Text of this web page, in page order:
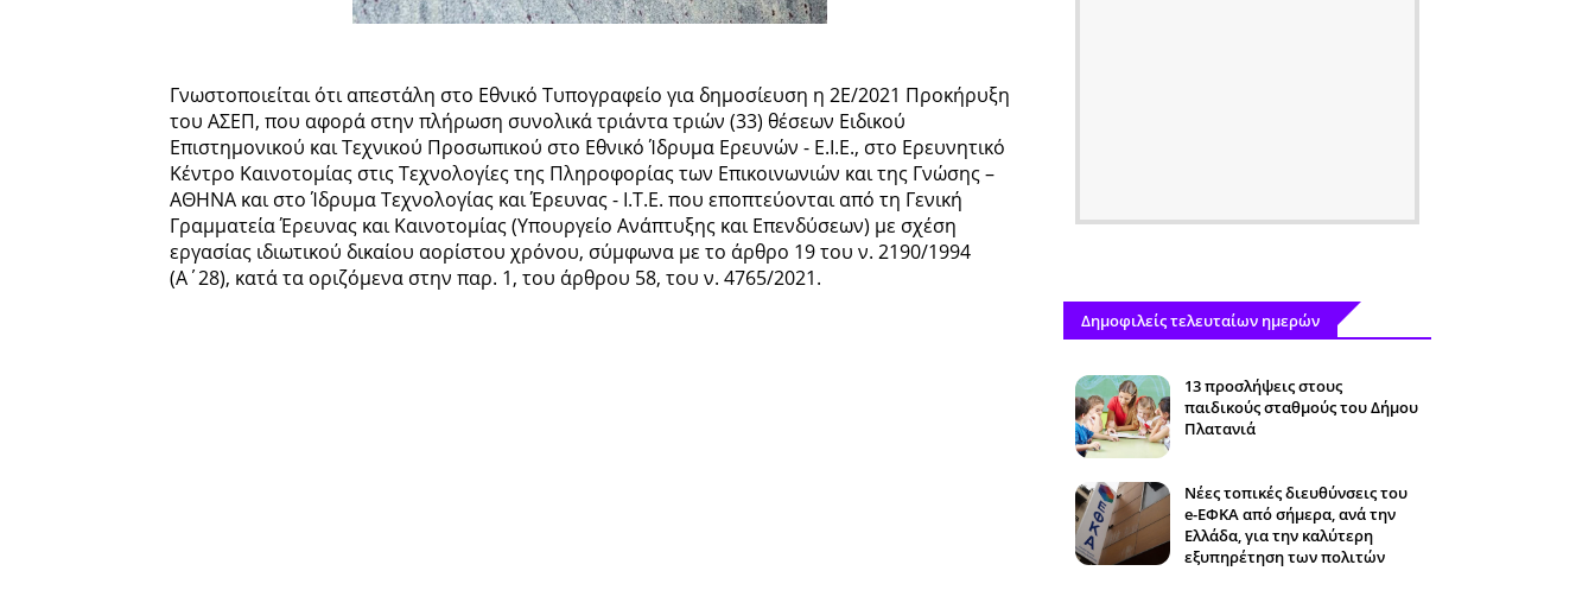
Γνωστοποιείται ότι απεστάλη στο Εθνικό Τυπογραφείο για δημοσίευση η 2Ε/2021 Προκήρυξη
του ΑΣΕΠ, που αφορά στην πλήρωση συνολικά τριάντα τριών (33) θέσεων Ειδικού
Επιστημονικού και Τεχνικού Προσωπικού στο Εθνικό Ίδρυμα Ερευνών - Ε.Ι.Ε., στο Ερευνητικό
Κέντρο Καινοτομίας στις Τεχνολογίες της Πληροφορίας των Επικοινωνιών και της Γνώσης –
ΑΘΗΝΑ και στο Ίδρυμα Τεχνολογίας και Έρευνας - Ι.Τ.Ε. που εποπτεύονται από τη Γενική
Γραμματεία Έρευνας και Καινοτομίας (Υπουργείο Ανάπτυξης και Επενδύσεων) με σχέση
εργασίας ιδιωτικού δικαίου αορίστου χρόνου, σύμφωνα με το άρθρο 19 του ν. 2190/1994
(Α΄28), κατά τα οριζόμενα στην παρ. 1, του άρθρου 58, του ν. 4765/2021.
Δημοφιλείς τελευταίων ημερών
13 προσλήψεις στους
παιδικούς σταθμούς του Δήμου
Πλατανιά
Νέες τοπικές διευθύνσεις του
e-ΕΦΚΑ από σήμερα, ανά την
Ελλάδα, για την καλύτερη
εξυπηρέτηση των πολιτών